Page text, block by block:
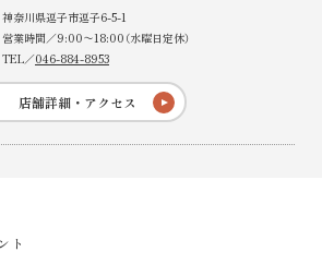
神奈川県逗子市逗子6-5-1
営業時間／9:00〜18:00（水曜日定休）
TEL／046-884-8953
店舗詳細・アクセス
ト